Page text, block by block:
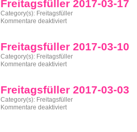
24
Freitagsfüller 2017-03-17
Category(s): Freitagsfüller
Kommentare deaktiviertfür
17
Freitagsfüller 2017-03-10
Category(s): Freitagsfüller
Kommentare deaktiviertfür
10
Freitagsfüller 2017-03-03
Category(s): Freitagsfüller
Kommentare deaktiviertfür